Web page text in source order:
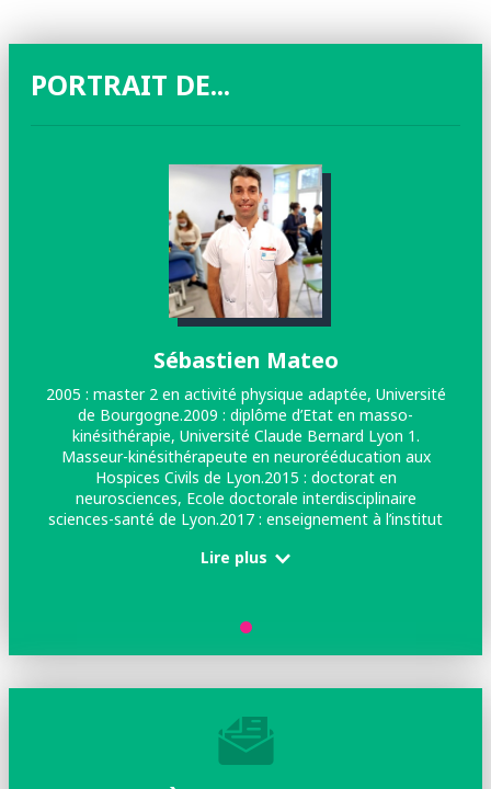
PORTRAIT DE...
Sébastien Mateo
2005 : master 2 en activité physique adaptée, Université
de Bourgogne.2009 : diplôme d’Etat en masso-
kinésithérapie, Université Claude Bernard Lyon 1.
Masseur-kinésithérapeute en neurorééducation aux
Hospices Civils de Lyon.2015 : doctorat en
neurosciences, Ecole doctorale interdisciplinaire
sciences-santé de Lyon.2017 : enseignement à l’institut
formation en masso-kinésithérapie pour déficient
conseil scientifique de l’Ordre national des masseurs-
Kinésithérapie, la revue.2021 : maître de conférences en
Est, Université Claude Bernard Lyon 1.
Lire plus